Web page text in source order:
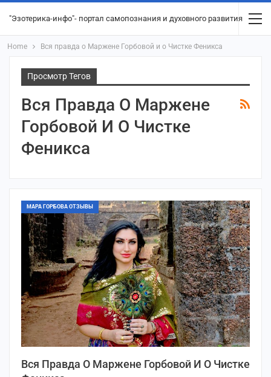
"Эзотерика-инфо"- портал самопознания и духовного развития
Home Вся правда о Маржене Горбовой и о Чистке Феникса
Просмотр Тегов
Вся Правда О Маржене
Горбовой И О Чистке
Феникса
МАРА ГОРБОВА ОТЗЫВЫ
Вся Правда О Маржене Горбовой И О Чистке